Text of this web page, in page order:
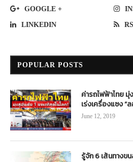
GOOGLE +
LINKEDIN
POPULAR POSTS
ค่ารถไฟฟ้าไทย
เร่งเครื่องแซง
June 12, 2019
รู้จัก 6 เส้นทางข